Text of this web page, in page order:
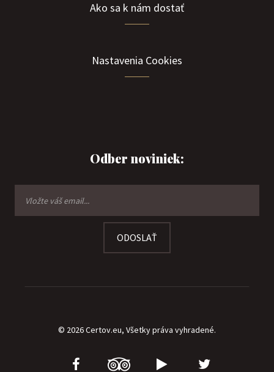
Ako sa k nám dostať
Nastavenia Cookies
Odber noviniek:
ODOSLAŤ
© 2026 Certov.eu, Všetky práva vyhradené.